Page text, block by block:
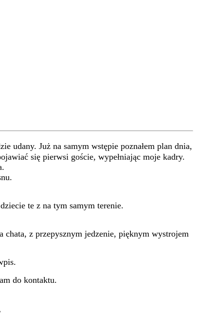
udany. Już na samym wstępie poznałem plan dnia,
się pierwsi goście, wypełniając moje kadry.
te z na tym samym terenie.
chata, z przepysznym jedzenie, pięknym wystrojem
do kontaktu.